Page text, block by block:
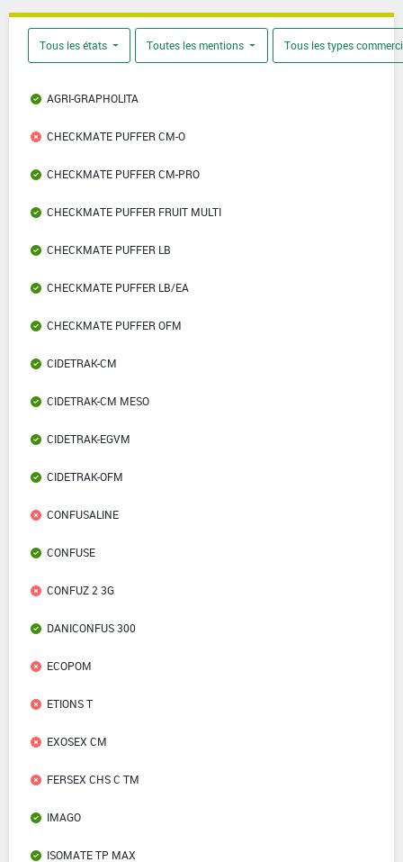
Tous les états Toutes les mentions Tous les types
AGRI-GRAPHOLITA
CHECKMATE PUFFER CM-O
CHECKMATE PUFFER CM-PRO
CHECKMATE PUFFER FRUIT MULTI
CHECKMATE PUFFER LB
CHECKMATE PUFFER LB/EA
CHECKMATE PUFFER OFM
CIDETRAK-CM
CIDETRAK-CM MESO
CIDETRAK-EGVM
CIDETRAK-OFM
CONFUSALINE
CONFUSE
CONFUZ 2 3G
DANICONFUS 300
ECOPOM
ETIONS T
EXOSEX CM
FERSEX CHS C TM
IMAGO
ISOMATE TP MAX